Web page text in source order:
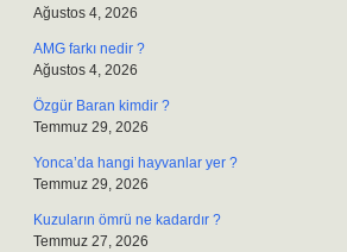
Ağustos 4, 2026
AMG farkı nedir ?
Ağustos 4, 2026
Özgür Baran kimdir ?
Temmuz 29, 2026
Yonca’da hangi hayvanlar yer ?
Temmuz 29, 2026
Kuzuların ömrü ne kadardır ?
Temmuz 27, 2026